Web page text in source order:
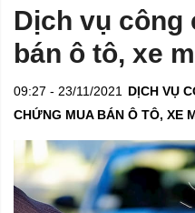
Dịch vụ công
bán ô tô, xe
09:27 - 23/11/2021 DỊCH VỤ
CHỨNG MUA BÁN Ô TÔ, XE